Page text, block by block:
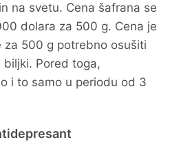
na svetu. Cena šafrana se
dolara za 500 g. Cena je
za 500 g potrebno osušiti
Pored toga,
i to samo u periodu od 3